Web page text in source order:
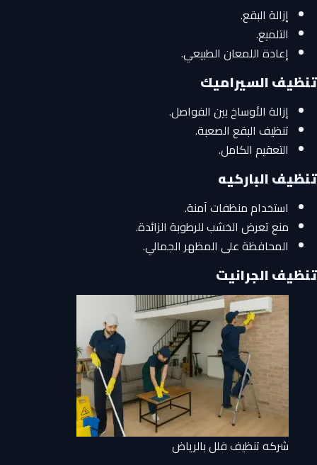
إزالة البقع.
التلميع.
إعادة اللمعان الطبيعي.
تنظيف السيراميك
إزالة الأوساخ بين الفواصل.
تنظيف البقع الصعبة.
التعقيم الكامل.
تنظيف الباركيه
استخدام منظفات آمنة.
منع تعرض الخشب للرطوبة الزائدة.
المحافظة على المظهر الجمالي.
تنظيف الجرانيت
شركه تنظيف فلل بالرياض